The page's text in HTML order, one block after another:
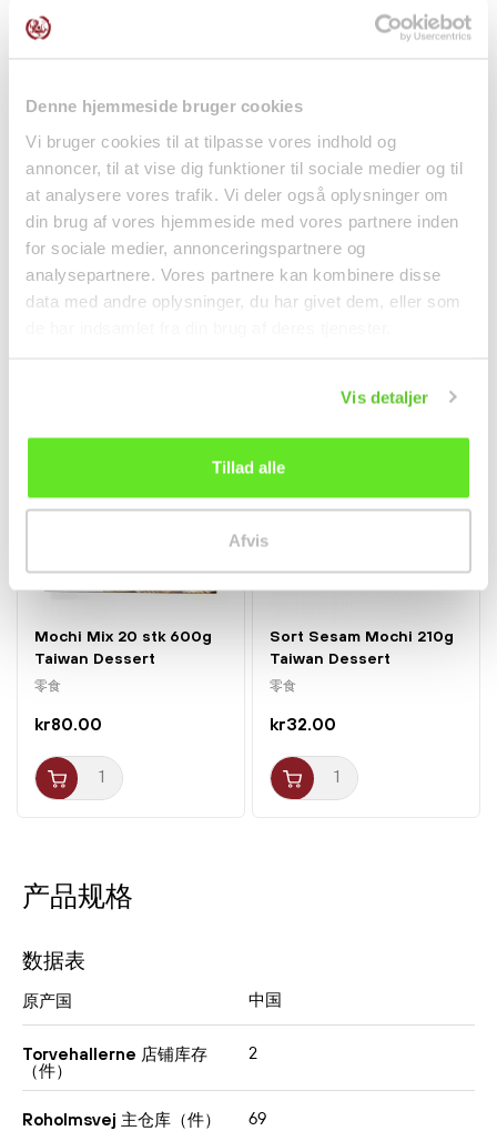
Denne hjemmeside bruger cookies
Vi bruger cookies til at tilpasse vores indhold og
annoncer, til at vise dig funktioner til sociale medier og til
at analysere vores trafik. Vi deler også oplysninger om
din brug af vores hjemmeside med vores partnere inden
for sociale medier, annonceringspartnere og
analysepartnere. Vores partnere kan kombinere disse
data med andre oplysninger, du har givet dem, eller som
Vis detaljer
Tillad alle
Afvis
产品规格
数据表
原产国 中国
Torvehallerne 店铺库存
（件）
2
Roholmsvej 主仓库（件） 69
Doenjang
Soyabønnepasta 460g
Sempio
调料
kr40.00
5-pak Jin Ramen Spicy
Instant Nudler 5x120g...
面条
kr55.00
Mochi Mix 20 stk 600g
Taiwan Dessert
零食
kr80.00
Sort Sesam Mochi 210g
Taiwan Dessert
零食
kr32.00